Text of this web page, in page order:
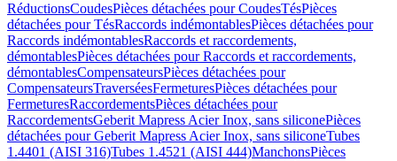
RéductionsCoudesPièces détachées pour CoudesTésPièces
détachées pour TésRaccords indémontablesPièces détachées pour
Raccords indémontablesRaccords et raccordements,
démontablesPièces détachées pour Raccords et raccordements,
démontablesCompensateursPièces détachées pour
CompensateursTraverséesFermeturesPièces détachées pour
FermeturesRaccordementsPièces détachées pour
RaccordementsGeberit Mapress Acier Inox, sans siliconePièces
détachées pour Geberit Mapress Acier Inox, sans siliconeTubes
1.4401 (AISI 316)Tubes 1.4521 (AISI 444)ManchonsPièces